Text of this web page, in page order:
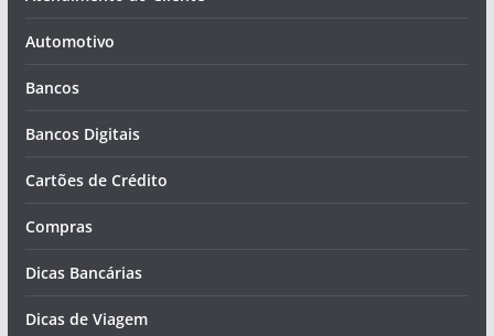
Automotivo
Bancos
Bancos Digitais
Cartões de Crédito
Compras
Dicas Bancárias
Dicas de Viagem